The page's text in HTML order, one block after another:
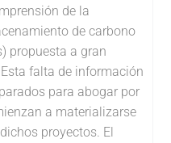
de la
de carbono
propuesta a gran
falta de información
para abogar por
a materializarse
proyectos. El